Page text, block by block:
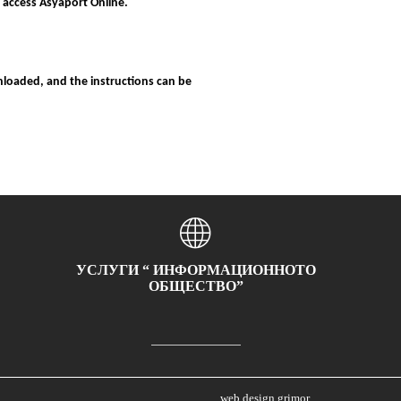
Asyaport Online.
and the instructions can be
УСЛУГИ “ ИНФОРМАЦИОННОТО
ОБЩЕСТВО”
web design grimor